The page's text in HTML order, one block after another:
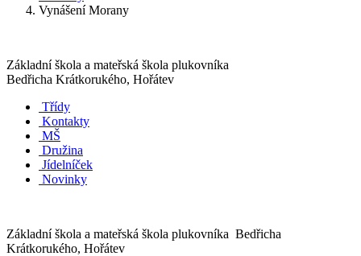
Vynášení Morany
Základní škola a mateřská škola plukovníka
Bedřicha Krátkorukého, Hořátev
Třídy
Kontakty
MŠ
Družina
Jídelníček
Novinky
Základní škola a mateřská škola plukovníka Bedřicha
Krátkorukého, Hořátev